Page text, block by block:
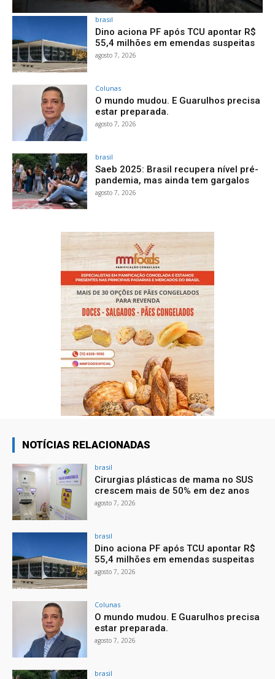
brasil
Dino aciona PF após TCU apontar R$
55,4 milhões em emendas suspeitas
agosto 7, 2026
Colunas
O mundo mudou. E Guarulhos precisa
estar preparada.
agosto 7, 2026
brasil
Saeb 2025: Brasil recupera nível pré-
pandemia, mas ainda tem gargalos
agosto 7, 2026
NOTÍCIAS RELACIONADAS
brasil
Cirurgias plásticas de mama no SUS
crescem mais de 50% em dez anos
agosto 7, 2026
brasil
Dino aciona PF após TCU apontar R$
55,4 milhões em emendas suspeitas
agosto 7, 2026
Colunas
O mundo mudou. E Guarulhos precisa
estar preparada.
agosto 7, 2026
brasil